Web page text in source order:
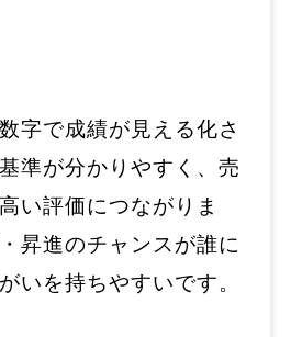
字で成績が見える化さ
準が分かりやすく、売
い評価につながりま
昇進のチャンスが誰に
いを持ちやすいです。